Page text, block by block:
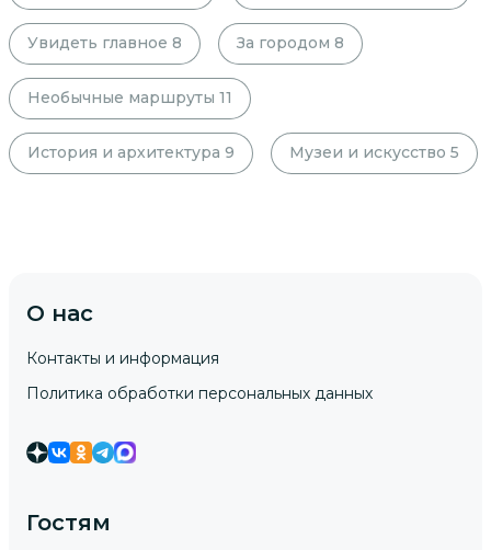
Увидеть главное 8 За городом 8
Необычные маршруты 11
История и архитектура 9 Музеи и искусство 5
О нас
Контакты и информация
Политика обработки персональных данных
Гостям